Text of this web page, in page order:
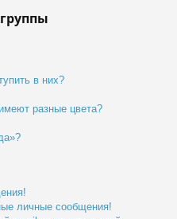
в них?
разные цвета?
личные сообщения!